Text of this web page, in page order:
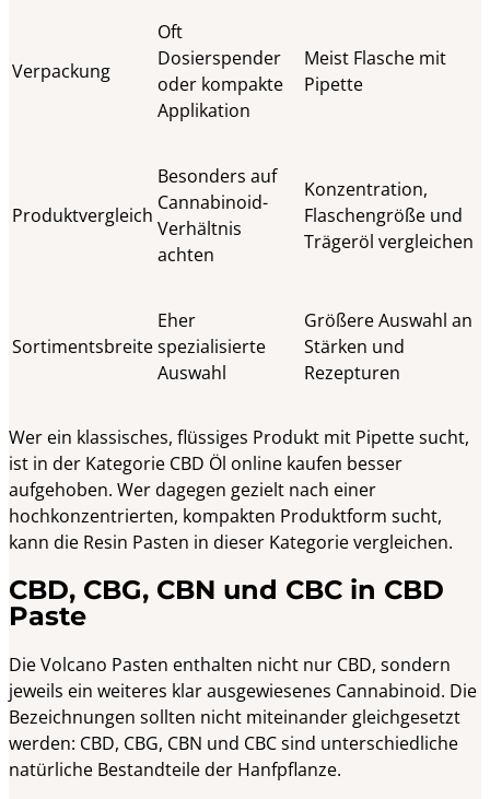
Verpackung
Oft
Dosierspender
oder kompakte
Applikation
Meist Flasche mit
Pipette
Produktvergleich
Besonders auf
Cannabinoid-
Verhältnis
achten
Konzentration,
Flaschengröße und
Trägeröl vergleichen
Sortimentsbreite
Eher
spezialisierte
Auswahl
Größere Auswahl an
Stärken und
Rezepturen
Wer ein klassisches, flüssiges Produkt mit Pipette sucht,
ist in der Kategorie CBD Öl online kaufen besser
aufgehoben. Wer dagegen gezielt nach einer
hochkonzentrierten, kompakten Produktform sucht,
kann die Resin Pasten in dieser Kategorie vergleichen.
CBD, CBG, CBN und CBC in CBD
Paste
Die Volcano Pasten enthalten nicht nur CBD, sondern
jeweils ein weiteres klar ausgewiesenes Cannabinoid. Die
Bezeichnungen sollten nicht miteinander gleichgesetzt
werden: CBD, CBG, CBN und CBC sind unterschiedliche
natürliche Bestandteile der Hanfpflanze.